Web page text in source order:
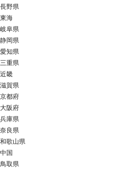
長野県
東海
岐阜県
静岡県
愛知県
三重県
近畿
滋賀県
京都府
大阪府
兵庫県
奈良県
和歌山県
中国
鳥取県